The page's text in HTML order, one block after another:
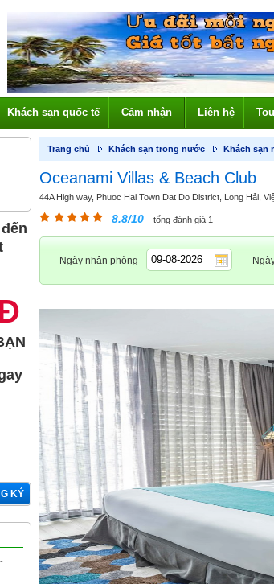
Khách sạn quốc tế Cảm nhận Liên hệ
KÝ
Trang chủ Khách sạn trong nước Khách sạn
Oceanami Villas & Beach Club
44A High way, Phuoc Hai Town Dat Do District, Long Hải,
8.8/10 _ tổng đánh giá 1
Ngày nhận phòng